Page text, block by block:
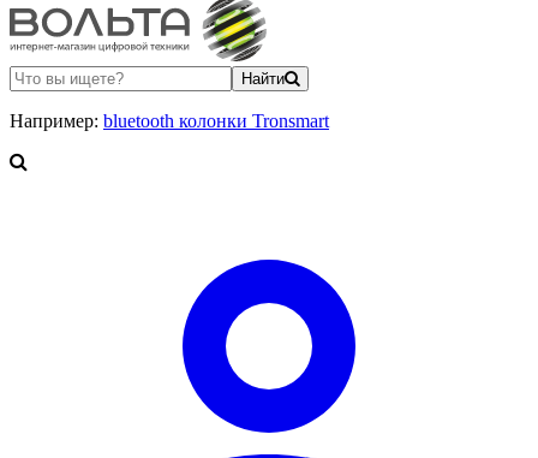
Найти
Например: bluetooth колонки Tronsmart